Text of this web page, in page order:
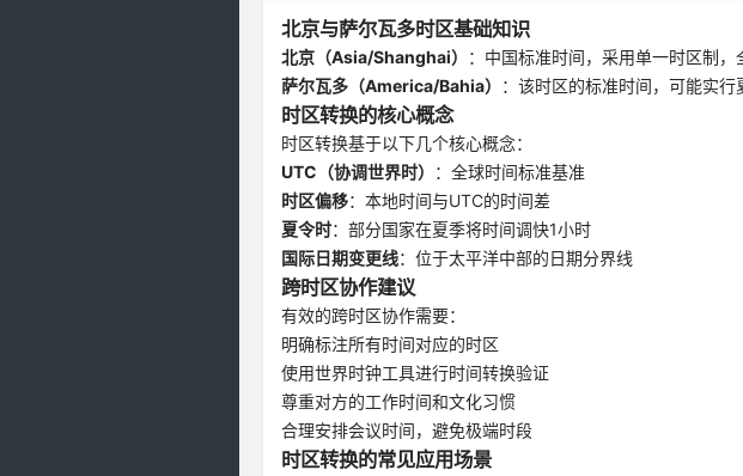
北京与萨尔瓦多时区基础知识
北京（Asia/Shanghai）
：中国标准时间，采用单一时区制，
萨尔瓦多（America/Bahia）
：该时区的标准时间，可能实行
时区转换的核心概念
时区转换基于以下几个核心概念：
UTC（协调世界时）
：全球时间标准基准
时区偏移：本地时间与UTC的时间差
夏令时：部分国家在夏季将时间调快1小时
国际日期变更线：位于太平洋中部的日期分界线
跨时区协作建议
有效的跨时区协作需要：
明确标注所有时间对应的时区
使用世界时钟工具进行时间转换验证
尊重对方的工作时间和文化习惯
合理安排会议时间，避免极端时段
时区转换的常见应用场景